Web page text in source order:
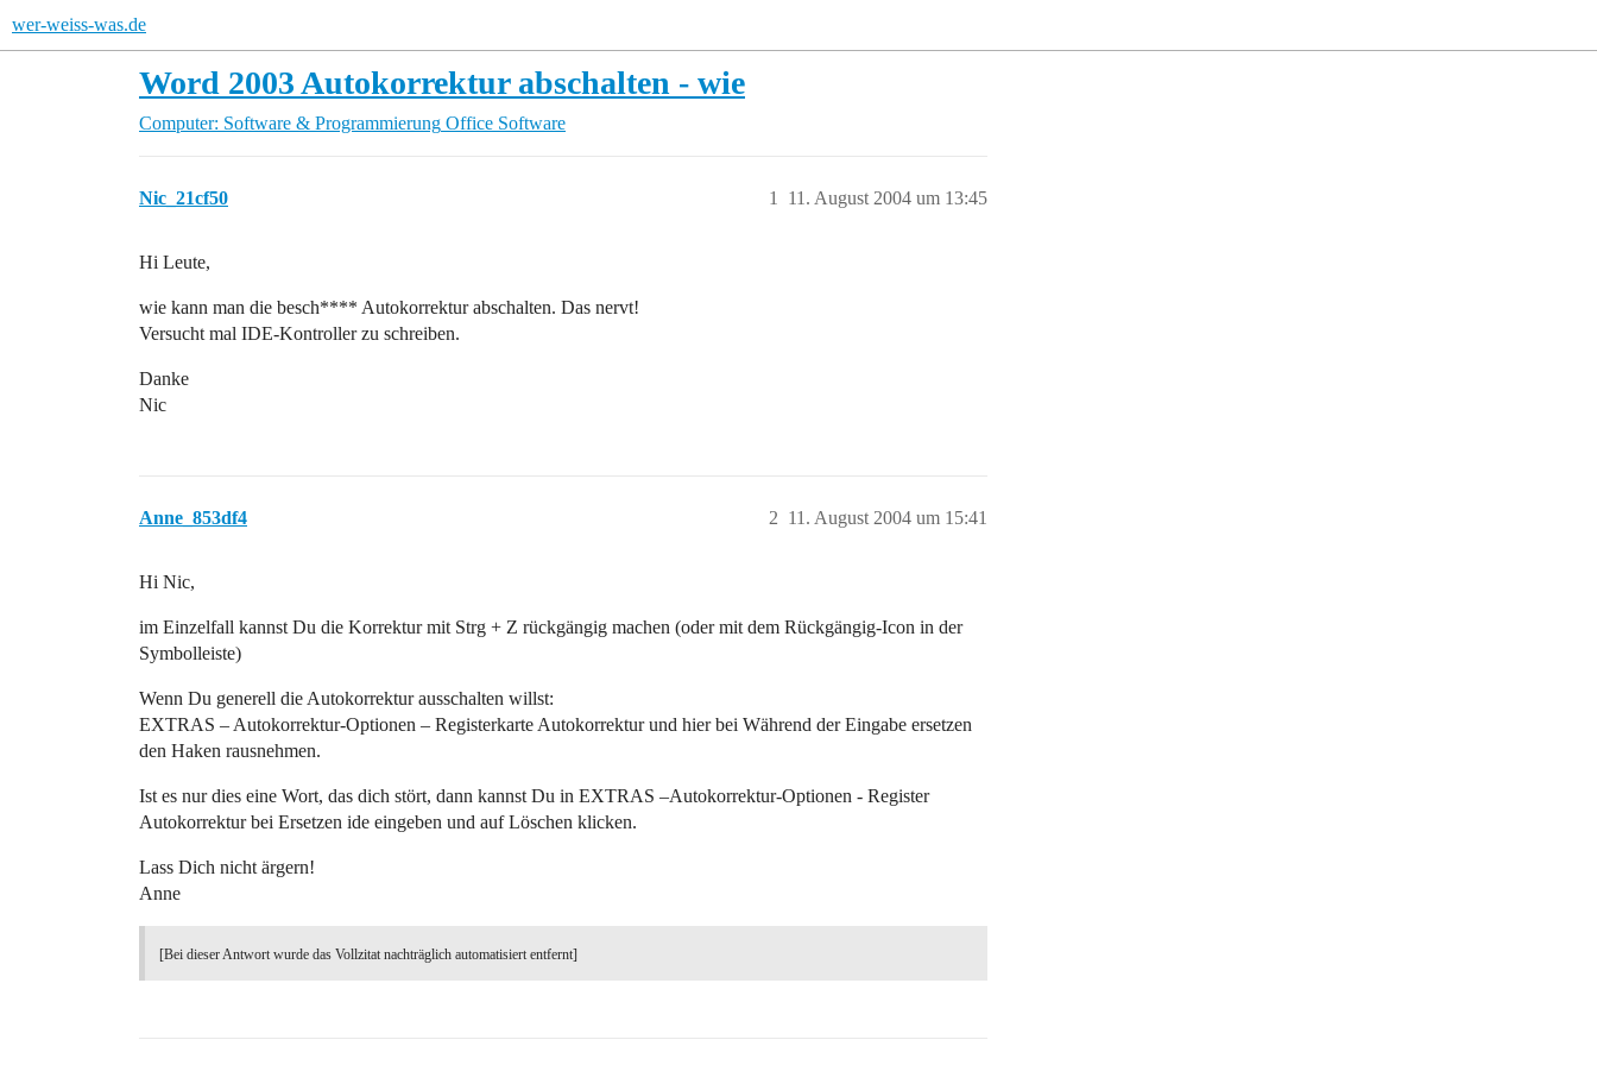
wer-weiss-was.de
Word 2003 Autokorrektur abschalten - wie
Computer: Software & Programmierung Office Software
Nic_21cf50 11. August 2004 um 13:45
1
Hi Leute,
wie kann man die besch**** Autokorrektur abschalten. Das nervt!
Versucht mal IDE-Kontroller zu schreiben.
Danke
Nic
Anne_853df4 11. August 2004 um 15:41
2
Hi Nic,
im Einzelfall kannst Du die Korrektur mit Strg + Z rückgängig machen (oder mit dem Rückgängig-Icon in der
Symbolleiste)
Wenn Du generell die Autokorrektur ausschalten willst:
EXTRAS – Autokorrektur-Optionen – Registerkarte Autokorrektur und hier bei Während der Eingabe ersetzen
den Haken rausnehmen.
Ist es nur dies eine Wort, das dich stört, dann kannst Du in EXTRAS –Autokorrektur-Optionen - Register
Autokorrektur bei Ersetzen ide eingeben und auf Löschen klicken.
Lass Dich nicht ärgern!
Anne
[Bei dieser Antwort wurde das Vollzitat nachträglich automatisiert entfernt]